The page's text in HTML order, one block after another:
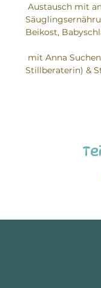
Austausch mit
Beikost,
mit Anna
Stillberaterin) &